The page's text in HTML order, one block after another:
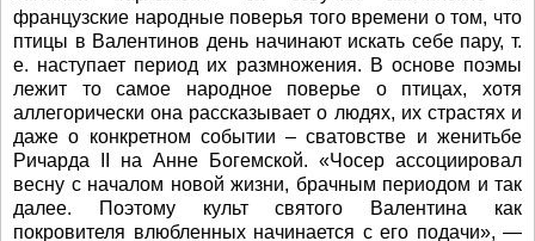
французские народные поверья того времени о том, что
птицы в Валентинов день начинают искать себе пару, т.
е. наступает период их размножения. В основе поэмы
лежит то самое народное поверье о птицах, хотя
аллегорически она рассказывает о людях, их страстях и
даже о конкретном событии – сватовстве и женитьбе
Ричарда II на Анне Богемской. «Чосер ассоциировал
весну с началом новой жизни, брачным периодом и так
далее. Поэтому культ святого Валентина как
покровителя влюбленных начинается с его подачи», —